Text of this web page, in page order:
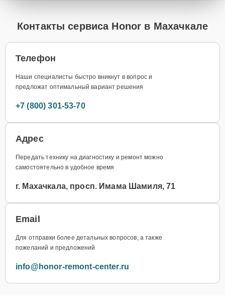
Контакты сервиса Honor в Махачкале
Телефон
Наши специалисты быстро вникнут в вопрос и
предложат оптимальный вариант решения
+7 (800) 301-53-70
Адрес
Передать технику на диагностику и ремонт можно
самостоятельно в удобное время
г. Махачкала, просп. Имама Шамиля, 71
Email
Для отправки более детальных вопросов, а также
пожеланий и предложений
info@honor-remont-center.ru